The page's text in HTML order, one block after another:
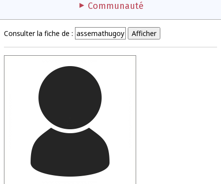
Communauté
Consulter la fiche de :